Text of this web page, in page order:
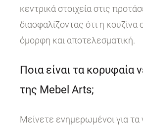
κεντρικά στοιχεία στις
διασφαλίζοντας ότι η κουζίνα
όμορφη και αποτελεσματική.
Ποια είναι τα κορυφαία
της Mebel Arts;
Μείνετε ενημερωμένοι για τα